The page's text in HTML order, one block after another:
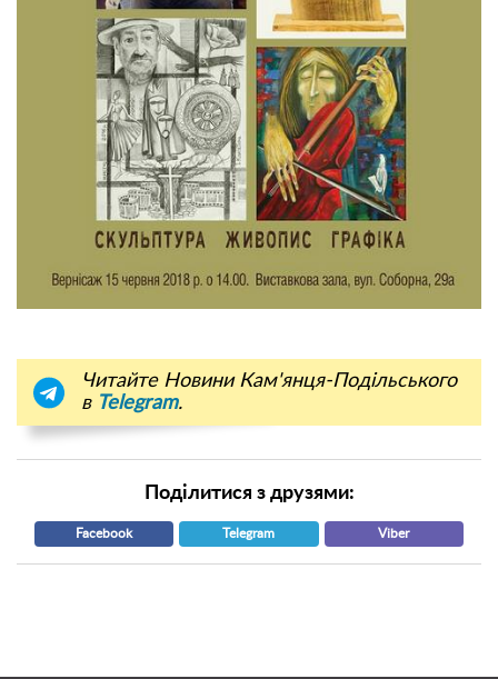
Читайте Новини Кам'янця-Подільського
в Telegram.
Поділитися з друзями:
Facebook Telegram Viber